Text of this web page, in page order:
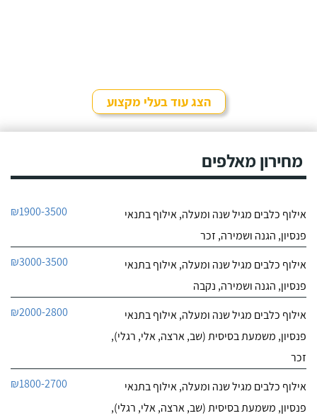
הצג עוד בעלי מקצוע
מחירון מאלפים
אילוף כלבים מגיל שנה ומעלה, אילוף בתנאי
פנסיון, הגנה ושמירה, זכר
₪1900-3500
אילוף כלבים מגיל שנה ומעלה, אילוף בתנאי
פנסיון, הגנה ושמירה, נקבה
₪3000-3500
אילוף כלבים מגיל שנה ומעלה, אילוף בתנאי
פנסיון, משמעת בסיסית (שב, ארצה, אלי, רגלי),
זכר
₪2000-2800
אילוף כלבים מגיל שנה ומעלה, אילוף בתנאי
פנסיון, משמעת בסיסית (שב, ארצה, אלי, רגלי),
₪1800-2700